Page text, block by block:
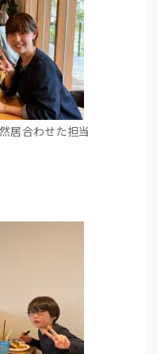
居合わせた担当